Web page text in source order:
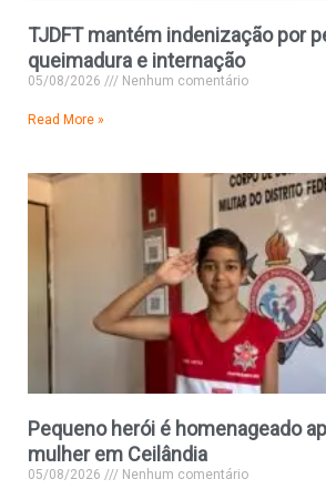
TJDFT mantém indenização por
queimadura e internação
05/08/2026 Nenhum comentário
Read More »
Pequeno herói é homenageado
mulher em Ceilândia
05/08/2026 Nenhum comentário